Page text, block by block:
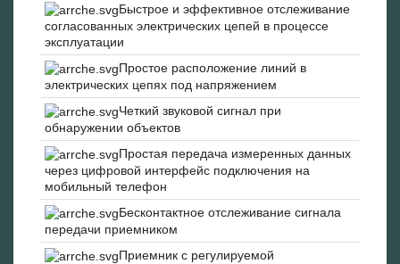
Быстрое и эффективное отслеживание
согласованных электрических цепей в процессе
эксплуатации
Простое расположение линий в
электрических цепях под напряжением
Четкий звуковой сигнал при
обнаружении объектов
Простая передача измеренных данных
через цифровой интерфейс подключения на
мобильный телефон
Бесконтактное отслеживание сигнала
передачи приемником
Приемник с регулируемой